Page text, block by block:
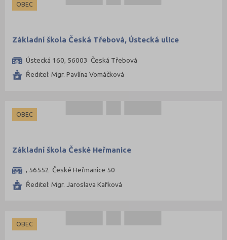
OBEC
Základní škola Česká Třebová, Ústecká ulice
Ústecká 160, 56003 Česká Třebová
Ředitel: Mgr. Pavlína Vomáčková
OBEC
Základní škola České Heřmanice
, 56552 České Heřmanice 50
Ředitel: Mgr. Jaroslava Kafková
OBEC